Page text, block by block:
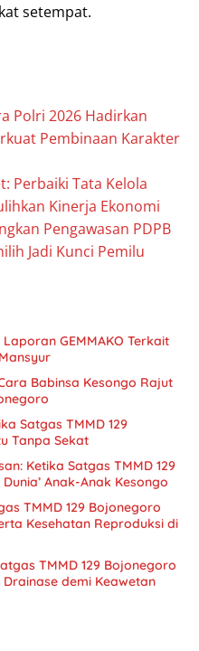
setempat.
Polri 2026 Hadirkan
Pembinaan Karakter
Perbaiki Tata Kelola
Kinerja Ekonomi
Pengawasan PDPB
Jadi Kunci Pemilu
GEMMAKO Terkait
Babinsa Kesongo Rajut
Satgas TMMD 129
Tanpa Sekat
Ketika Satgas TMMD 129
Anak-Anak Kesongo
TMMD 129 Bojonegoro
Kesehatan Reproduksi di
TMMD 129 Bojonegoro
demi Keawetan